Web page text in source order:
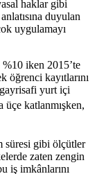
haklar gibi
duyulan
uygulamayı
iken 2015’te
öğrenci kayıtlarını
yurt içi
üçe katlanmışken,
süresi gibi ölçütler
zaten zengin
iş imkânlarını